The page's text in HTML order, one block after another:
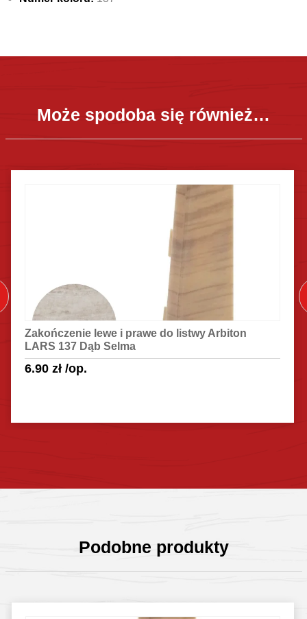
Może spodoba się również…
Zakończenie lewe i prawe do listwy Arbiton
LARS 137 Dąb Selma
6.90zł /op.
Podobne produkty